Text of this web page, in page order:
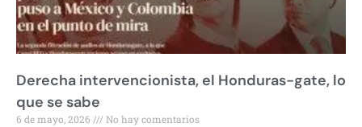
Derecha intervencionista, el Honduras-gate, lo
que se sabe
6 de mayo, 2026 No hay comentarios